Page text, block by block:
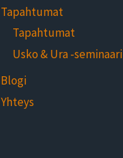
Tapahtumat
Tapahtumat
Usko & Ura -seminaari
Blogi
Yhteys